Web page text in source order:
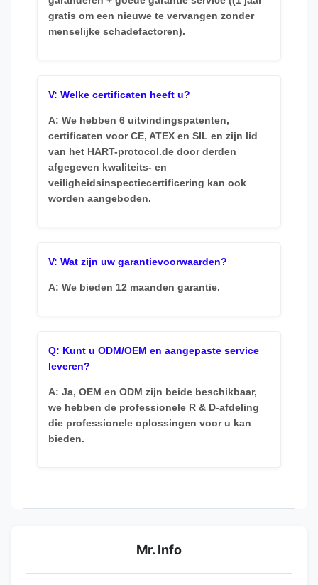
gratis om een nieuwe te vervangen zonder
menselijke schadefactoren).
V: Welke certificaten heeft u?
A: We hebben 6 uitvindingspatenten,
certificaten voor CE, ATEX en SIL en zijn lid
van het HART-protocol.de door derden
afgegeven kwaliteits- en
veiligheidsinspectiecertificering kan ook
worden aangeboden.
V: Wat zijn uw garantievoorwaarden?
A: We bieden 12 maanden garantie.
Q: Kunt u ODM/OEM en aangepaste service
leveren?
A: Ja, OEM en ODM zijn beide beschikbaar,
we hebben de professionele R & D-afdeling
die professionele oplossingen voor u kan
bieden.
Mr. Info